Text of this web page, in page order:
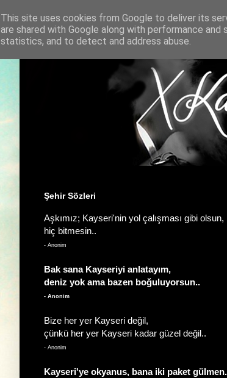
Şehir Sözleri
Aşkımız; Kayseri'nin yol çalışması gibi olsun,
hiç bitmesin..
- Anonim
Bak sana Kayseriyi anlatayım,
deniz yok ama bazen boğuluyorsun..
- Anonim
Bize her yer Kayseri değil,
çünkü her yer Kayseri kadar güzel değil..
- Anonim
Kayseri'ye okyanus, bana iki paket
This site uses cookies from Google to deliver its
are shared with Google along with performance
statistics, and to detect and address abuse.